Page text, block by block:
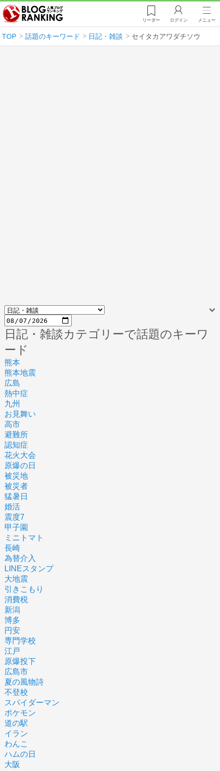
リーダー ログイン メニュー
TOP 話題のキーワード 日記・雑談 セイタカアワダチソウ
日記・雑談カテゴリーで話題のキーワ
ード
熊本
熊本地震
広島
熱中症
九州
お見舞い
高市
避難所
認知症
花火大会
原爆の日
被災地
被災者
猛暑日
婚活
震度7
甲子園
ミニトマト
長崎
為替介入
LINEスタンプ
大地震
引きこもり
消費税
新潟
博多
円安
専門学校
江戸
原爆投下
広島市
夏の風物詩
不登校
スパイダーマン
ポケモン
道の駅
イラン
わんこ
ハムの日
大阪